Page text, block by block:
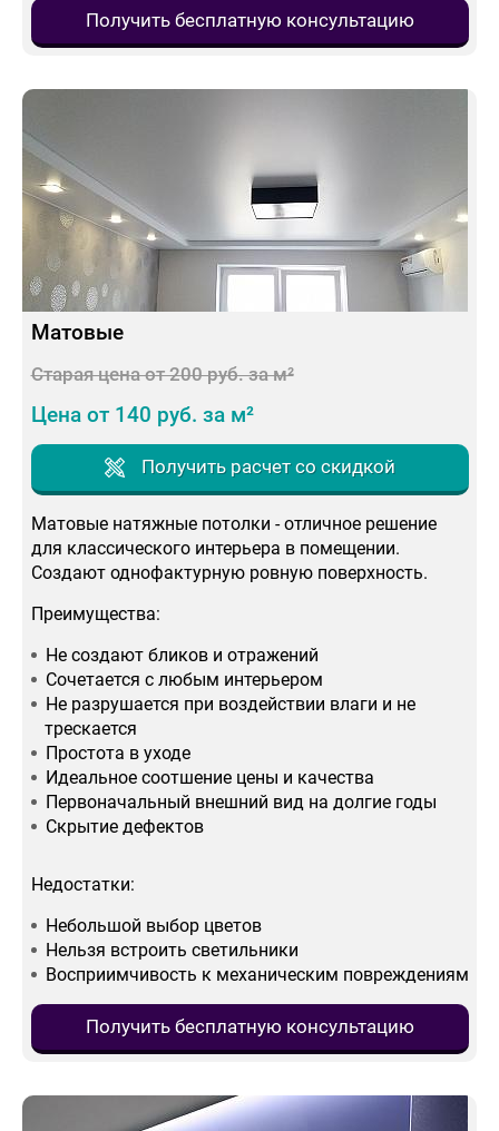
Получить бесплатную консультацию
Матовые
Старая цена от 200 руб. за м²
Цена от 140 руб. за м²
Получить расчет со скидкой
Матовые натяжные потолки - отличное решение
для классического интерьера в помещении.
Создают однофактурную ровную поверхность.
Преимущества:
Не создают бликов и отражений
Сочетается с любым интерьером
Не разрушается при воздействии влаги и не
трескается
Простота в уходе
Идеальное соотшение цены и качества
Первоначальный внешний вид на долгие годы
Скрытие дефектов
Недостатки:
Небольшой выбор цветов
Нельзя встроить светильники
Восприимчивость к механическим повреждениям
Получить бесплатную консультацию